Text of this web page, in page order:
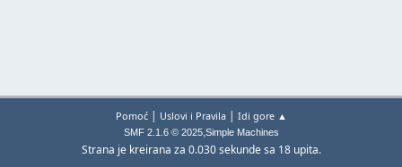
Pomoć| Uslovi i Pravila| Idi gore ▲
SMF 2.1.6 © 2025,Simple Machines
Strana je kreirana za 0.030 sekunde sa 18 upita.